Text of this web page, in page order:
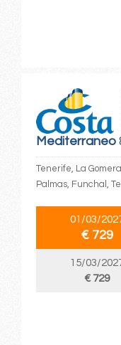
Mediterraneo
Tenerife, La
Palmas, Funchal,
01/03/
€ 729
15/03/
€ 729